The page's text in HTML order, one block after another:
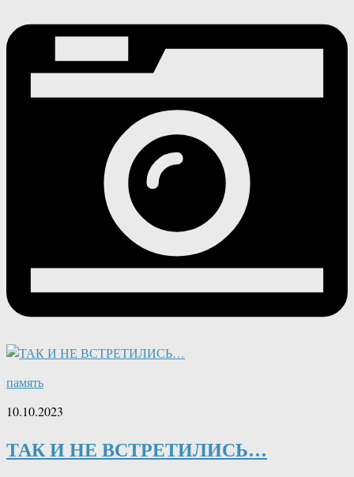
память
10.10.2023
ТАК И НЕ ВСТРЕТИЛИСЬ…